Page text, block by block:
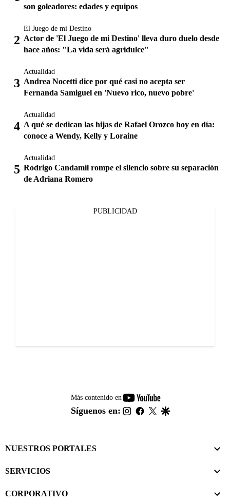
son goleadores: edades y equipos
El Juego de mi Destino
Actor de 'El Juego de mi Destino' lleva duro duelo desde
hace años: "La vida será agridulce"
Actualidad
Andrea Nocetti dice por qué casi no acepta ser
Fernanda Samiguel en 'Nuevo rico, nuevo pobre'
Actualidad
A qué se dedican las hijas de Rafael Orozco hoy en día:
conoce a Wendy, Kelly y Loraine
Actualidad
Rodrigo Candamil rompe el silencio sobre su separación
de Adriana Romero
PUBLICIDAD
Más contenido en
youtube-
footer
Síguenos en: instagram
facebook
twitter
NUESTROS PORTALES
SERVICIOS
CORPORATIVO